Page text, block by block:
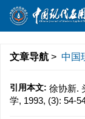
文章导航 > 中国
引用本文: 徐协新.
学, 1993, (3): 54-